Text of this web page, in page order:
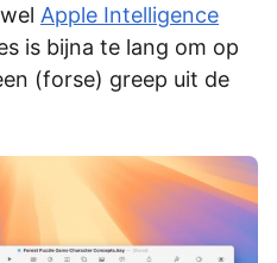
Apple Intelligence
is bijna te lang om op
(forse) greep uit de